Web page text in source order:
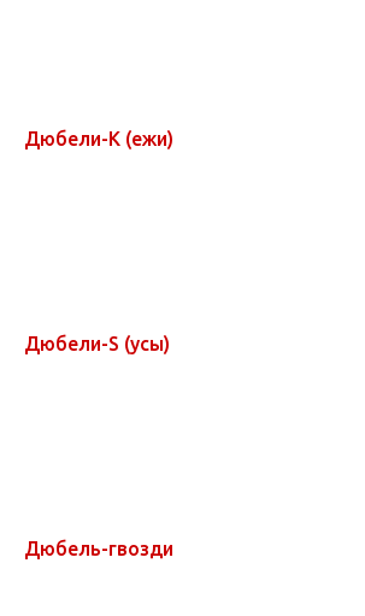
Дюбели-K (ежи)
Дюбели-S (усы)
Дюбель-гвозди